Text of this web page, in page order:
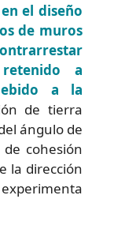
el diseño
de muros
a
a la
de tierra
ángulo de
cohesión
la dirección